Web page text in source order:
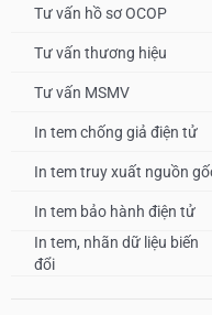
Tư vấn hồ sơ OCOP
Tư vấn thương hiệu
Tư vấn MSMV
In tem chống giả điện tử
In tem truy xuất nguồn
In tem bảo hành điện tử
In tem, nhãn dữ liệu biến
đổi